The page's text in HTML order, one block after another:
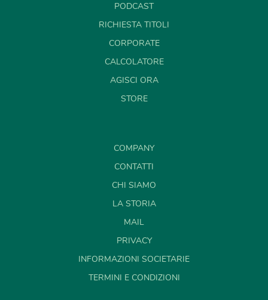
PODCAST
RICHIESTA TITOLI
CORPORATE
CALCOLATORE
AGISCI ORA
STORE
COMPANY
CONTATTI
CHI SIAMO
LA STORIA
MAIL
PRIVACY
INFORMAZIONI SOCIETARIE
TERMINI E CONDIZIONI